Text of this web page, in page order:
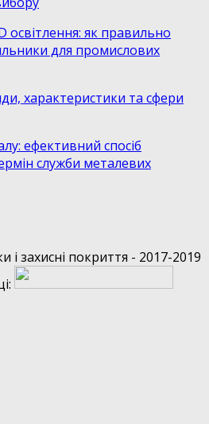
освітлення: як правильно
для промислових
характеристики та сфери
ефективний спосіб
служби металевих
захисні покриття - 2017-2019